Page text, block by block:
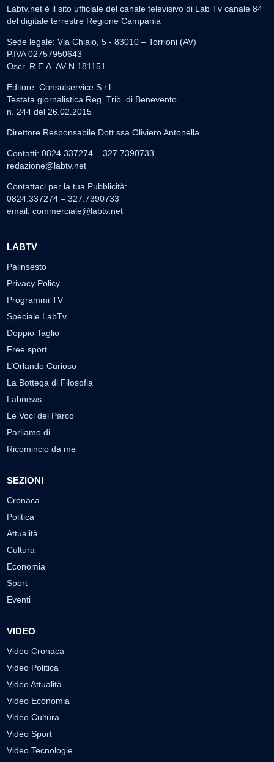
Labtv.net è il sito ufficiale del canale televisivo di Lab Tv canale 84
del digitale terrestre Regione Campania
Sede legale: Via Chiaio, 5 - 83010 – Torrioni (AV)
P.IVA 02757950643
Oscr. R.E.A. AV N.181151
Editore: Consulservice S.r.l.
Testata giornalistica Reg. Trib. di Benevento
n. 244 del 26.02.2015
Direttore Responsabile Dott.ssa Oliviero Antonella
Contatti: 0824.337274 – 327.7390733
redazione@labtv.net
Contattaci per la tua Pubblicità:
0824.337274 – 327.7390733
email: commerciale@labtv.net
LABTV
Palinsesto
Privacy Policy
Programmi TV
Speciale LabTv
Doppio Taglio
Free sport
L’Orlando Curioso
La Bottega di Filosofia
Labnews
Le Voci del Parco
Parliamo di…
Ricomincio da me
SEZIONI
Cronaca
Politica
Attualità
Cultura
Economia
Sport
Eventi
VIDEO
Video Cronaca
Video Politica
Video Attualità
Video Economia
Video Cultura
Video Sport
Video Tecnologie